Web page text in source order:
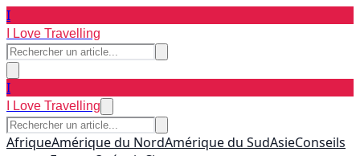
I
I Love Travelling
I
I Love Travelling
AfriqueAmérique du NordAmérique du SudAsieConseils